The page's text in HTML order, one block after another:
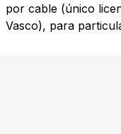
por cable (único
Vasco), para